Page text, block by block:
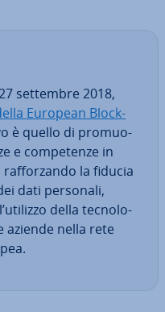
settembre 2018,
European Bloc­k­
è quello di pro­muo­
e com­pe­ten­ze in
la fiducia
dati personali,
della tec­no­lo­
aziende nella rete